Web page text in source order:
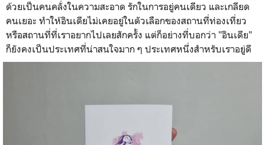
ด้วยเป็นคนคลั่งในความสะอาด รักในการอยู่คนเดียว และเกลียด
คนเยอะ ทำให้อินเดียไม่เคยอยู่ในตัวเลือกของสถานที่ท่องเที่ยว
หรือสถานที่ที่เราอยากไปเลยสักครั้ง แต่ก็อย่างที่บอกว่า "อินเดีย"
ก็ยังคงเป็นประเทศที่น่าสนใจมาก ๆ ประเทศหนึ่งสำหรับเราอยู่ดี